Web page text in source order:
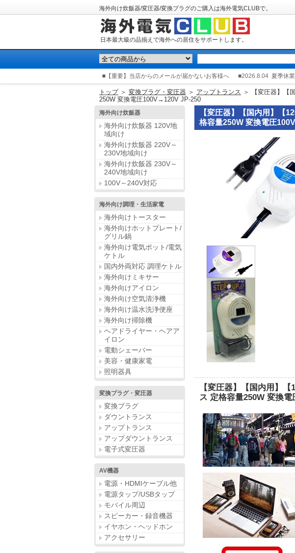
海外向け炊飯器/変圧器/変換プラグのご購入は海外電気CLUBで。
日本最大級の品揃えで海外への居住をサポートします。
■【重要】当店からのメールが届かないお客様へ ■2026.8.04 夏季休
トップ＞ 変換プラグ・変圧器 ＞ アップトランス ＞ 【変圧器】【
250W 変換電圧100V→120V JP-250
海外向け炊飯器
海外向け炊飯器 120V地
域向け
海外向け炊飯器 220V～
230V地域向け
海外向け炊飯器 230V～
240V地域向け
100V～240V対応
海外向け調理・生活家電
海外向けトースター
海外向けホットプレート/
グリル鍋
海外向け電気ポット/電気
ケトル
国内外両対応 調理ケトル
海外向けミキサー
海外向けアイロン
海外向け空気清浄機
海外向け温水洗浄便座
海外向け掃除機
ヘアドライヤー・ヘアア
イロン
電動シェーバー
美容・健康家電
照明器具
変換プラグ・変圧器
変換プラグ
ダウントランス
アップトランス
アップダウントランス
電子式変圧器
AV機器
電源・HDMIケーブル他
電源タップ/USBタップ
モバイル周辺
スピーカー・録音機器
イヤホン・ヘッドホン
アクセサリー
【変圧器】【国内用】【
格容量250W 変換電圧
【変圧器】【国内用】
ス 定格容量250W 変換